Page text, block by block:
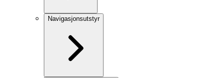
Navigasjonsutstyr